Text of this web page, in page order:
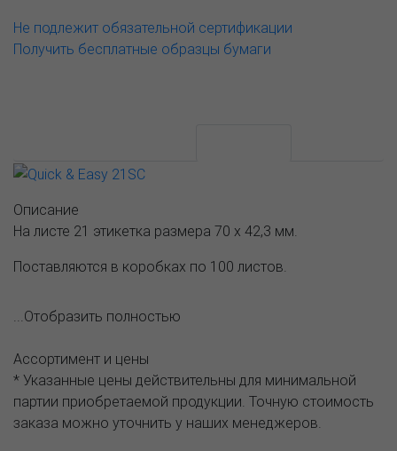
Не подлежит обязательной сертификации
Получить бесплатные образцы бумаги
Описание
На листе 21 этикетка размера 70 х 42,3 мм.
Поставляются в коробках по 100 листов.
...Отобразить полностью
Ассортимент и цены
* Указанные цены действительны для минимальной
партии приобретаемой продукции. Точную стоимость
заказа можно уточнить у наших менеджеров.